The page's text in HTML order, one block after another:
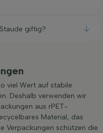
giftig?
viel Wert auf stabile
Deshalb verwenden wir
aus rPET-
Material, das
Verpackungen schützen die